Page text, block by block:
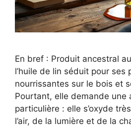
En bref : Produit ancestral
l’huile de lin séduit pour ses
nourrissantes sur le bois et
Pourtant, elle demande une
particulière : elle s’oxyde
l’air, de la lumière et de la